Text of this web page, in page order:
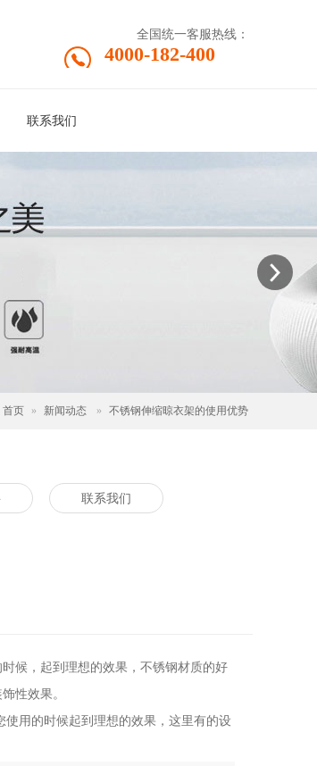
全国统一客服热线：
4000-182-400
联系我们
首页 » 新闻动态 » 不锈钢伸缩晾衣架的使用优势
联系我们
候，起到理想的效果，不锈钢材质的好
性效果。
用的时候起到理想的效果，这里有的设